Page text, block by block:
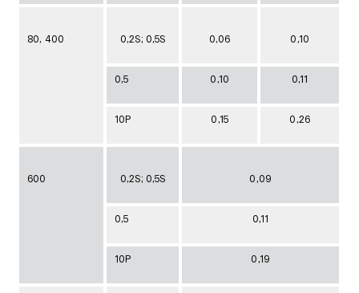
80, 400 0,2S; 0,5S 0,06 0,10
0,5 0,10 0,11
10Р 0,15 0,26
600 0,2S; 0,5S 0,09
0,5 0,11
10Р 0,19